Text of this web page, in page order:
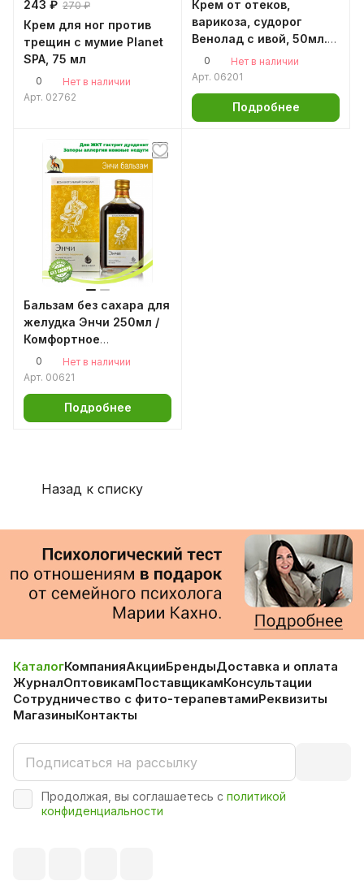
243 ₽ 270 ₽
Крем для ног против
трещин с мумие Planet
SPA, 75 мл
0
Нет в наличии
Арт. 02762
Крем от отеков,
варикоза, судорог
Венолад с ивой, 50мл.
при беременности,
сосудистой сетке
0
Нет в наличии
Арт. 06201
Подробнее
Бальзам без сахара для
желудка Энчи 250мл /
Комфортное
пищеварение / для
регулярного стула /
колит / запор / кожные
аллергические реакции
0
Нет в наличии
Арт. 00621
Подробнее
Назад к списку
КаталогКомпанияАкцииБрендыДоставка и оплата
ЖурналОптовикамПоставщикамКонсультации
Сотрудничество с фито-терапевтамиРеквизиты
МагазиныКонтакты
Продолжая, вы соглашаетесь с политикой
конфиденциальности